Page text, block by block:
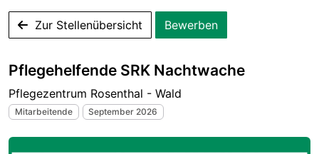
Zur Stellenübersicht Bewerben
Pflegehelfende SRK Nachtwache
Pflegezentrum Rosenthal - Wald
Mitarbeitende September 2026